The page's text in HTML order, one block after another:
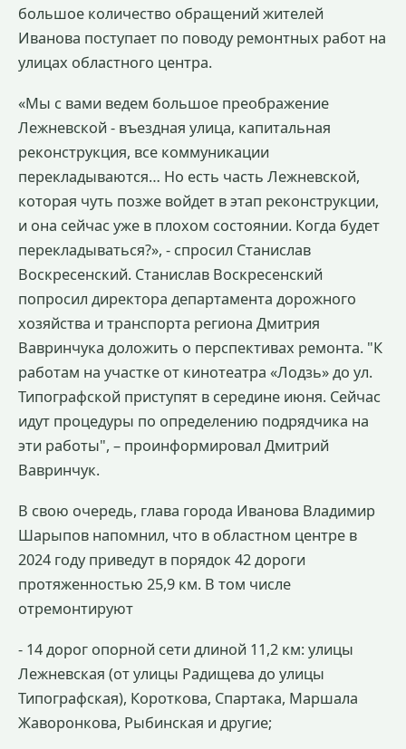
большое количество обращений жителей
Иванова поступает по поводу ремонтных работ на
улицах областного центра.
«Мы с вами ведем большое преображение
Лежневской - въездная улица, капитальная
реконструкция, все коммуникации
перекладываются… Но есть часть Лежневской,
которая чуть позже войдет в этап реконструкции,
и она сейчас уже в плохом состоянии. Когда будет
перекладываться?», - спросил Станислав
Воскресенский. Станислав Воскресенский
попросил директора департамента дорожного
хозяйства и транспорта региона Дмитрия
Вавринчука доложить о перспективах ремонта. "К
работам на участке от кинотеатра «Лодзь» до ул.
Типографской приступят в середине июня. Сейчас
идут процедуры по определению подрядчика на
эти работы", – проинформировал Дмитрий
Вавринчук.
В свою очередь, глава города Иванова Владимир
Шарыпов напомнил, что в областном центре в
2024 году приведут в порядок 42 дороги
протяженностью 25,9 км. В том числе
отремонтируют
- 14 дорог опорной сети длиной 11,2 км: улицы
Лежневская (от улицы Радищева до улицы
Типографская), Короткова, Спартака, Маршала
Жаворонкова, Рыбинская и другие;